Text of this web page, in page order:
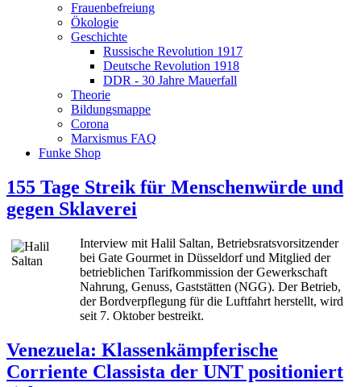
Frauenbefreiung
Ökologie
Geschichte
Russische Revolution 1917
Deutsche Revolution 1918
DDR - 30 Jahre Mauerfall
Theorie
Bildungsmappe
Corona
Marxismus FAQ
Funke Shop
155 Tage Streik für Menschenwürde und
gegen Sklaverei
Interview mit Halil Saltan, Betriebsratsvorsitzender
bei Gate Gourmet in Düsseldorf und Mitglied der
betrieblichen Tarifkommission der Gewerkschaft
Nahrung, Genuss, Gaststätten (NGG). Der Betrieb,
der Bordverpflegung für die Luftfahrt herstellt, wird
seit 7. Oktober bestreikt.
Venezuela: Klassenkämpferische
Corriente Classista der UNT positioniert